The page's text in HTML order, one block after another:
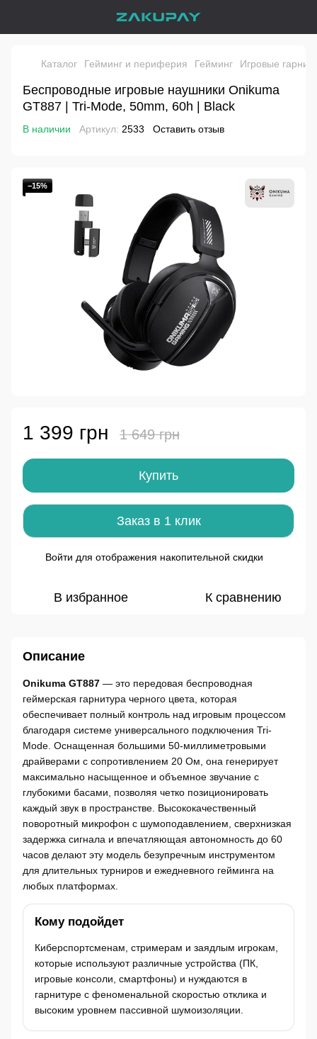
Каталог Гейминг и периферия Гейминг Игровые
Беспроводные игровые наушники Onikuma
GT887 | Tri-Mode, 50mm, 60h | Black
В наличии Артикул: 2533 Оставить отзыв
−15%
1 399 грн 1 649 грн
Купить
Заказ в 1 клик
Войти для отображения накопительной скидки
В избранное К сравнению
Описание
Onikuma GT887 — это передовая беспроводная
геймерская гарнитура черного цвета, которая
обеспечивает полный контроль над игровым процессом
благодаря системе универсального подключения Tri-
Mode. Оснащенная большими 50-миллиметровыми
драйверами с сопротивлением 20 Ом, она генерирует
максимально насыщенное и объемное звучание с
глубокими басами, позволяя четко позиционировать
каждый звук в пространстве. Высококачественный
поворотный микрофон с шумоподавлением, сверхнизкая
задержка сигнала и впечатляющая автономность до 60
часов делают эту модель безупречным инструментом
для длительных турниров и ежедневного гейминга на
любых платформах.
Кому подойдет
Киберспортсменам, стримерам и заядлым игрокам,
которые используют различные устройства (ПК,
игровые консоли, смартфоны) и нуждаются в
гарнитуре с феноменальной скоростью отклика и
высоким уровнем пассивной шумоизоляции.